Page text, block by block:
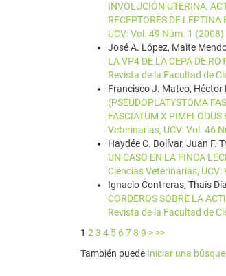
INVOLUCIÓN UTERINA,
RECEPTORES DE LEPTINA
UCV: Vol. 49 Núm. 1 (2008)
José A. López, Maite
LA VP4 DE LA CEPA DE
Revista de la Facultad de
Francisco J. Mateo, Héctor
(PSEUDOPLATYSTOMA
FASCIATUM X
Veterinarias, UCV: Vol. 46
Haydée C. Bolívar, Juan F.
UN CASO EN LA FINCA
Ciencias Veterinarias,
Ignacio Contreras, Thaís
CORDEROS SOBRE LA
Revista de la Facultad de
1 2 3 4 5 678 9 > >>
También puede Iniciar una